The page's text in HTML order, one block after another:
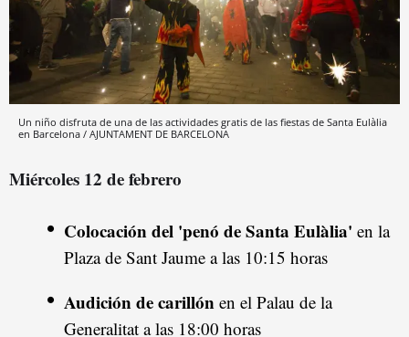
Un niño disfruta de una de las actividades gratis de las fiestas de Santa Eulàlia
en Barcelona / AJUNTAMENT DE BARCELONA
Miércoles 12 de febrero
Colocación del 'penó de Santa Eulàlia' en la
Plaza de Sant Jaume a las 10:15 horas
Audición de carillón en el Palau de la
Generalitat a las 18:00 horas